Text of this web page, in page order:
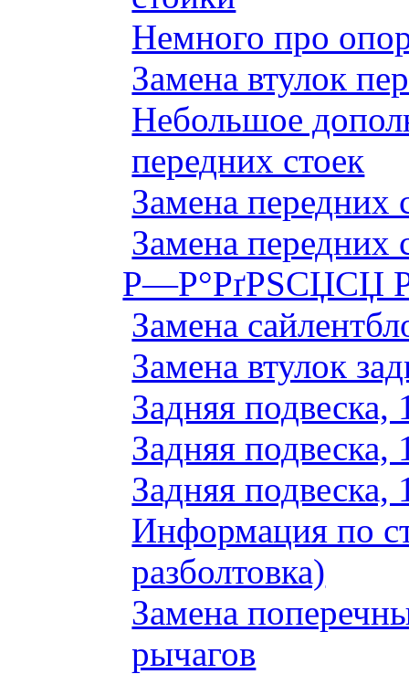
Немного про
Замена втулок
Небольшое
передних стоек
Замена передних
Замена передних
Р—Р°РґРЅСЏСЏ
Замена
Замена втулок
Задняя подвеска,
Задняя подвеска,
Задняя
Информация по
разболтовка)
Замена
рычагов